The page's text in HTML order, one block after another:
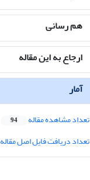
هم رسانی
ارجاع به این مقاله
آمار
تعداد مشاهده مقاله 94
تعداد دریافت فایل اصل مقاله